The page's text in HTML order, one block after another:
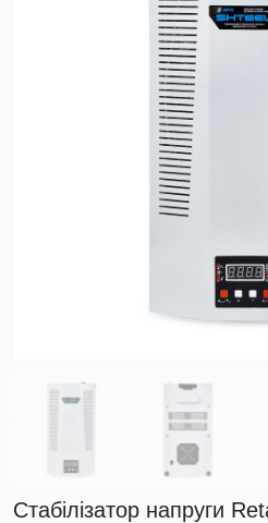
Стабілізатор напруги